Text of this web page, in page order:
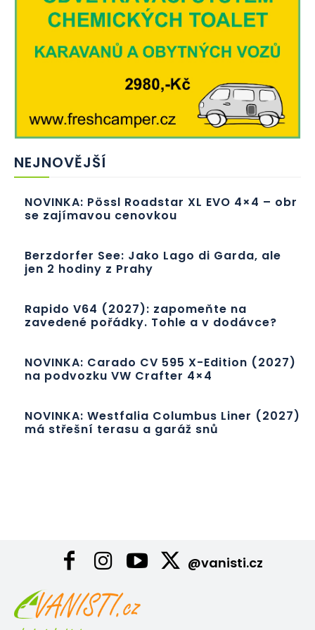
NEJNOVĚJŠÍ
NOVINKA: Pössl Roadstar XL EVO 4×4 – obr
se zajímavou cenovkou
Berzdorfer See: Jako Lago di Garda, ale
jen 2 hodiny z Prahy
Rapido V64 (2027): zapomeňte na
zavedené pořádky. Tohle a v dodávce?
NOVINKA: Carado CV 595 X-Edition (2027)
na podvozku VW Crafter 4×4
NOVINKA: Westfalia Columbus Liner (2027)
má střešní terasu a garáž snů
@vanisti.cz